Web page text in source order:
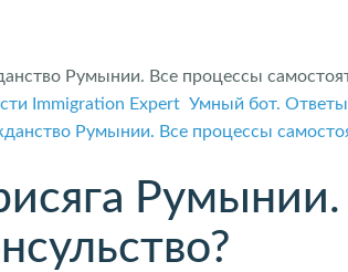
Румынии. Все процессы
Immigration Expert Умный бот.
Румынии. Все процессы
Румынии.